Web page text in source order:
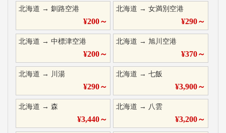
北海道 → 釧路空港
¥200～
北海道 →女満別空港
¥290～
北海道 → 中標津空港
¥200～
北海道 →旭川空港
¥370～
北海道 → 川湯
¥290～
北海道 →七飯
¥3,900～
北海道 → 森
¥3,440～
北海道 → 八雲
¥3,200～